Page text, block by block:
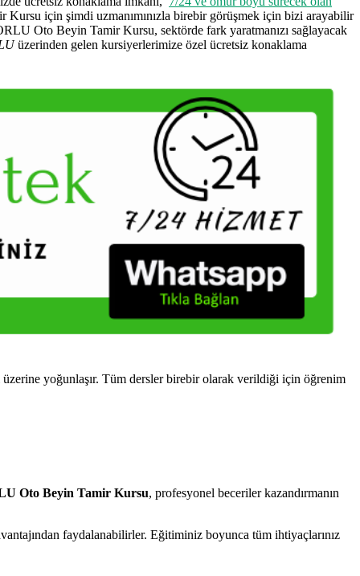
Kursu için şimdi uzmanımınızla birebir görüşmek için bizi arayabilir
Oto Beyin Tamir Kursu, sektörde fark yaratmanızı sağlayacak
üzerinden gelen kursiyerlerimize özel ücretsiz konaklama
yoğunlaşır. Tüm dersler birebir olarak verildiği için öğrenim
Oto Beyin Tamir Kursu, profesyonel beceriler kazandırmanın
faydalanabilirler. Eğitiminiz boyunca tüm ihtiyaçlarınız